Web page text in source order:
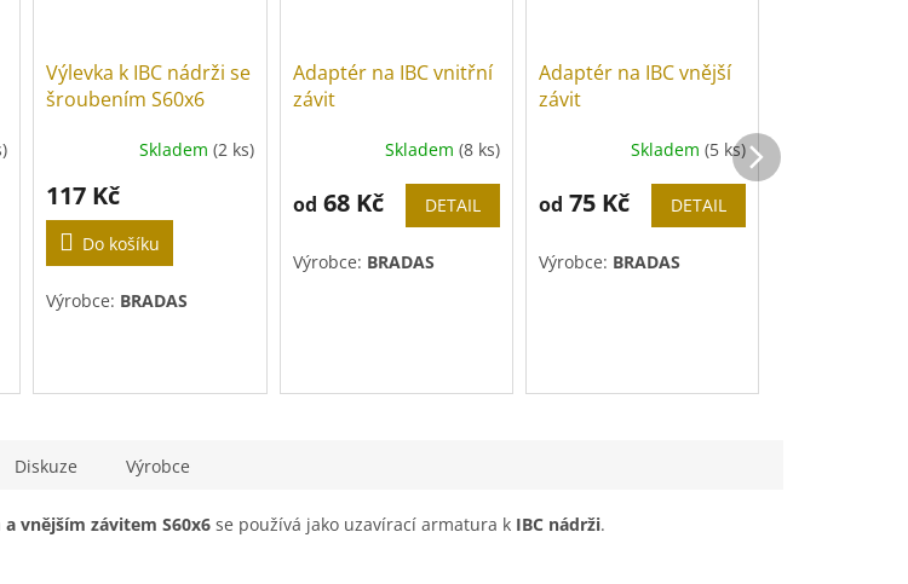
Výlevka k IBC nádrži se
šroubením S60x6
Skladem (2 ks)
117 Kč
Do košíku
Výrobce: BRADAS
Adaptér na IBC vnitřní
závit
Skladem (8 ks)
od 68 Kč DETAIL
Výrobce: BRADAS
Adaptér na IBC vnější
závit
produktu
z
Skladem (5 ks)
od 75 Kč DETAIL
Výrobce: BRADAS
Diskuze Výrobce
vnějším závitem S60x6 se používá jako uzavírací armatura k IBC nádrži.